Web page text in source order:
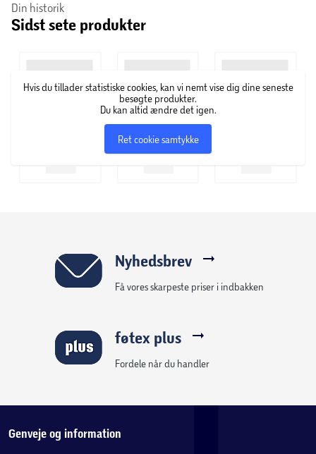
Din historik
Sidst sete produkter
Hvis du tillader statistiske cookies, kan vi nemt vise dig dine seneste
besøgte produkter.
Du kan altid ændre det igen.
Ret cookie samtykke
Nyhedsbrev
Få vores skarpeste priser i indbakken
føtex plus
Fordele når du handler
Genveje og information